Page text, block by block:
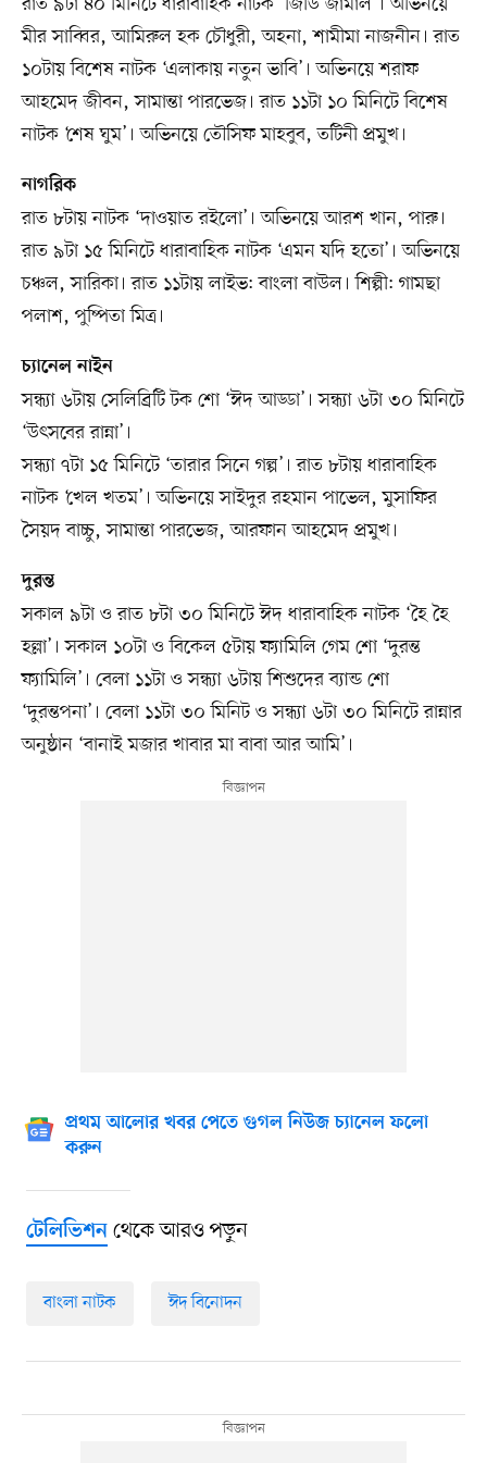
মীর সাব্বির, আমিরুল হক চৌধুরী, অহনা, শামীমা নাজনীন। রাত
১০টায় বিশেষ নাটক ‘এলাকায় নতুন ভাবি’। অভিনয়ে শরাফ
আহমেদ জীবন, সামান্তা পারভেজ। রাত ১১টা ১০ মিনিটে বিশেষ
নাটক ‘শেষ ঘুম’। অভিনয়ে তৌসিফ মাহবুব, তটিনী প্রমুখ।
নাগরিক
রাত ৮টায় নাটক ‘দাওয়াত রইলো’। অভিনয়ে আরশ খান, পারু।
রাত ৯টা ১৫ মিনিটে ধারাবাহিক নাটক ‘এমন যদি হতো’। অভিনয়ে
চঞ্চল, সারিকা। রাত ১১টায় লাইভ: বাংলা বাউল। শিল্পী: গামছা
পলাশ, পুষ্পিতা মিত্র।
চ্যানেল নাইন
সন্ধ্যা ৬টায় সেলিব্রিটি টক শো ‘ঈদ আড্ডা’। সন্ধ্যা ৬টা ৩০ মিনিটে
‘উৎসবের রান্না’।
সন্ধ্যা ৭টা ১৫ মিনিটে ‘তারার সিনে গল্প’। রাত ৮টায় ধারাবাহিক
নাটক ‘খেল খতম’। অভিনয়ে সাইদুর রহমান পাভেল, মুসাফির
সৈয়দ বাচ্চু, সামান্তা পারভেজ, আরফান আহমেদ প্রমুখ।
দুরন্ত
সকাল ৯টা ও রাত ৮টা ৩০ মিনিটে ঈদ ধারাবাহিক নাটক ‘হৈ হৈ
হল্লা’। সকাল ১০টা ও বিকেল ৫টায় ফ্যামিলি গেম শো ‘দুরন্ত
ফ্যামিলি’। বেলা ১১টা ও সন্ধ্যা ৬টায় শিশুদের ব্যান্ড শো
‘দুরন্তপনা’। বেলা ১১টা ৩০ মিনিট ও সন্ধ্যা ৬টা ৩০ মিনিটে রান্নার
অনুষ্ঠান ‘বানাই মজার খাবার মা বাবা আর আমি’।
প্রথম আলোর খবর পেতে গুগল নিউজ চ্যানেল ফলো
করুন
টেলিভিশনথেকে আরও পড়ুন
বাংলা নাটক ঈদ বিনোদন